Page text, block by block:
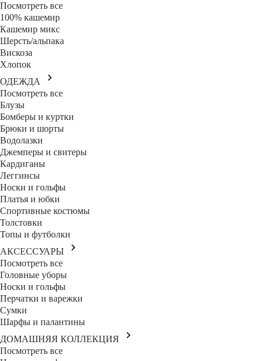
Посмотреть все
100% кашемир
Кашемир микс
Шерсть/альпака
Вискоза
Хлопок
ОДЕЖДА
Посмотреть все
Блузы
Бомберы и куртки
Брюки и шорты
Водолазки
Джемперы и свитеры
Кардиганы
Леггинсы
Носки и гольфы
Платья и юбки
Спортивные костюмы
Толстовки
Топы и футболки
АКСЕССУАРЫ
Посмотреть все
Головные уборы
Носки и гольфы
Перчатки и варежки
Сумки
Шарфы и палантины
ДОМАШНЯЯ КОЛЛЕКЦИЯ
Посмотреть все